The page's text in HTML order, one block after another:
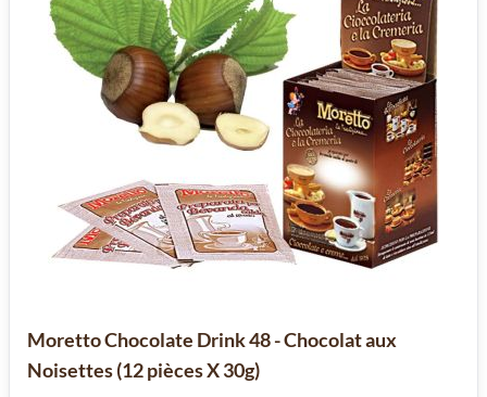
Moretto Chocolate Drink 48 - Chocolat aux
Noisettes (12 pièces X 30g)